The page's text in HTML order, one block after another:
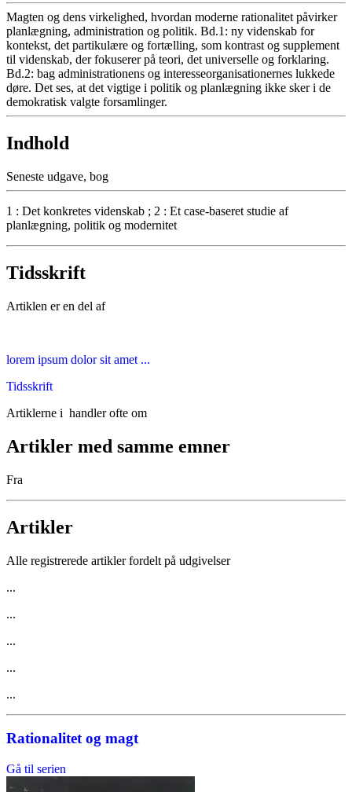
Magten og dens virkelighed, hvordan moderne rationalitet påvirker
planlægning, administration og politik. Bd.1: ny videnskab for
kontekst, det partikulære og fortælling, som kontrast og supplement
til videnskab, der fokuserer på teori, det universelle og forklaring.
Bd.2: bag administrationens og interesseorganisationernes lukkede
døre. Det ses, at det vigtige i politik og planlægning ikke sker i de
demokratisk valgte forsamlinger.
Indhold
Seneste udgave, bog
1 : Det konkretes videnskab ; 2 : Et case-baseret studie af
planlægning, politik og modernitet
Tidsskrift
Artiklen er en del af
lorem ipsum dolor sit amet ...
Tidsskrift
Artiklerne i handler ofte om
Artikler med samme emner
Fra
Artikler
Alle registrerede artikler fordelt på udgivelser
...
...
...
...
...
Rationalitet og magt
Gå til serien